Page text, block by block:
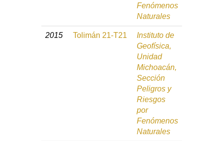
Fenómenos
Naturales
2015 Tolimán 21-T21
Instituto de
Geofísica,
Unidad
Michoacán,
Sección
Peligros y
Riesgos
por
Fenómenos
Naturales